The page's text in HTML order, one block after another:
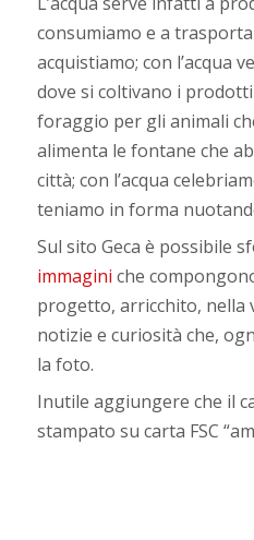
consumiamo e a
acquistiamo; con l’acqua
dove si coltivano i
foraggio per gli animali
alimenta le fontane che
città; con l’acqua
teniamo in forma
Sul sito Geca è possibile
immaginiche
progetto, arricchito, nella
notizie e curiosità che,
la foto.
Inutile aggiungere che il
stampato su carta FSC